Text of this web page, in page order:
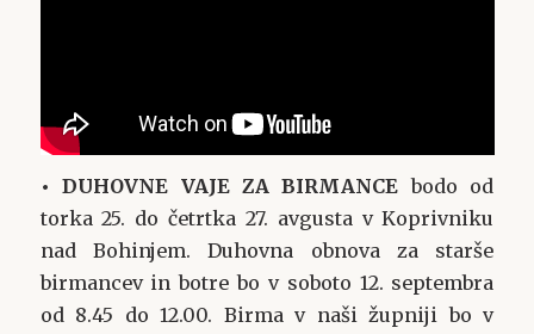
• DUHOVNE VAJE ZA BIRMANCE bodo od
torka 25. do četrtka 27. avgusta v Koprivniku
nad Bohinjem. Duhovna obnova za starše
birmancev in botre bo v soboto 12. septembra
od 8.45 do 12.00. Birma v naši župniji bo v